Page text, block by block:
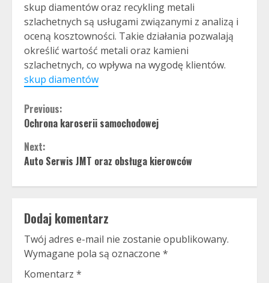
skup diamentów oraz recykling metali
szlachetnych są usługami związanymi z analizą i
oceną kosztowności. Takie działania pozwalają
określić wartość metali oraz kamieni
szlachetnych, co wpływa na wygodę klientów.
skup diamentów
Continue
Reading
Previous:
Ochrona karoserii samochodowej
Next:
Auto Serwis JMT oraz obsługa kierowców
Dodaj komentarz
Twój adres e-mail nie zostanie opublikowany.
Wymagane pola są oznaczone *
Komentarz *